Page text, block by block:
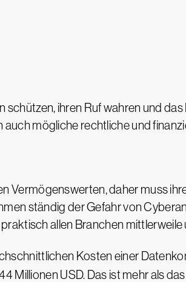
ihren Ruf wahren und
mögliche rechtliche und
Vermögenswerten, daher muss
ständig der Gefahr von
allen Branchen mittlerweile
Kosten einer
Millionen USD. Das ist mehr als